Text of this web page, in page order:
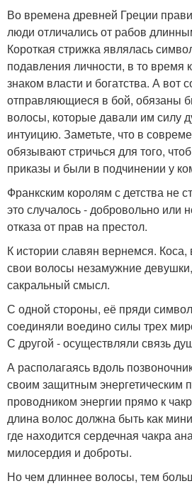
Во времена древней Греции
люди отличались от рабов
Короткая стрижка являлась
подавления личности, в то время
знаком власти и богатства. А вот
отправляющиеся в бой, обязаны
волосы, которые давали им силу
интуицию. Заметьте, что в
обязывают стричься для того,
приказы и были в подчинении у
Франкским королям с детства не
это случалось - добровольно или
отказа от прав на престол.
К истории славян вернемся. Коса,
свои волосы незамужние
сакральный смысл.
С одной стороны, её пряди
соединяли воедино силы трех
С другой - осуществляли связь
А располагаясь вдоль
своим защитным энергетическим
проводником энергии прямо к
длина волос должна быть как
где находится сердечная чакра
милосердия и доброты.
Но чем длиннее волосы, тем